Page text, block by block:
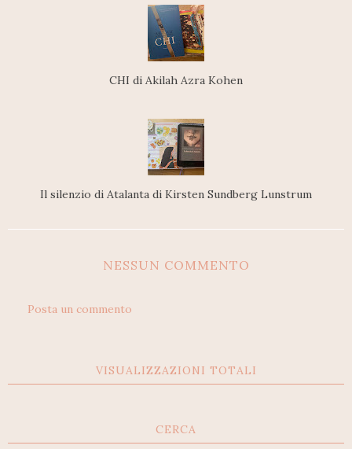
CHI di Akilah Azra Kohen
Il silenzio di Atalanta di Kirsten Sundberg Lunstrum
NESSUN COMMENTO
Posta un commento
VISUALIZZAZIONI TOTALI
CERCA